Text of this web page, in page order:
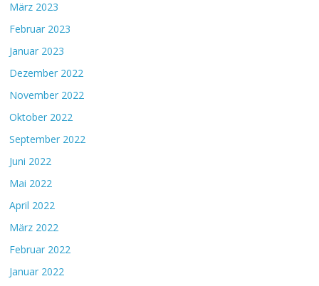
März 2023
Februar 2023
Januar 2023
Dezember 2022
November 2022
Oktober 2022
September 2022
Juni 2022
Mai 2022
April 2022
März 2022
Februar 2022
Januar 2022